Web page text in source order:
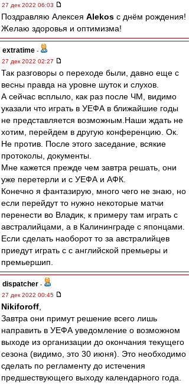
27 дек 2022 06:03
Поздравляю Алексея Alekos с днём рождения!
Желаю здоровья и оптимизма!
extratime -
27 дек 2022 02:27
Так разговоры о переходе были, давно еще с
весны правда на уровне шуток и слухов.
А сейчас всплыло, как раз после ЧМ, видимо
указали что играть в УЕФА в ближайшие годы
не представляется возможным.Наши ждать не
хотим, перейдем в другую конференцию. Ок.
Не против. После этого заседание, всякие
протоколы, документы.
Мне кажется прежде чем завтра решать, они
уже перетерли и с УЕФА и АФК.
Конечно я фантазирую, много чего не знаю, но
если перейдут то нужно некоторые матчи
перенести во Владик, к примеру там играть с
австралийцами, а в Калининграде с японцами.
Если сделать наоборот то за австралийцев
приедут играть с с английской премьеры и
премьершип.
dispatcher -
27 дек 2022 00:45
Nikiforoff
Завтра они примут решение всего лишь
направить в УЕФА уведомление о возможном
выходе из организации до окончания текущего
сезона (видимо, это 30 июня). Это необходимо
сделать по регламенту до истечения
предшествующего выходу календарного года.